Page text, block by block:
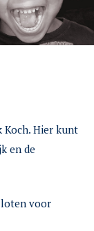
Koch. Hier kunt
en de
voor